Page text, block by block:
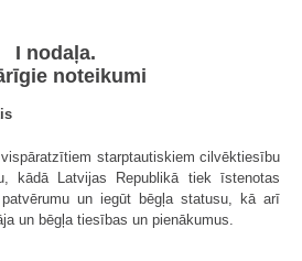
I nodaļa.
noteikumi
starptautiskiem cilvēktiesību
kādā Latvijas Republikā tiek īstenotas
un iegūt bēgļa statusu, kā arī
un bēgļa tiesības un pienākumus.